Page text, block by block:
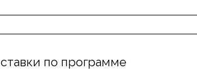
по программе